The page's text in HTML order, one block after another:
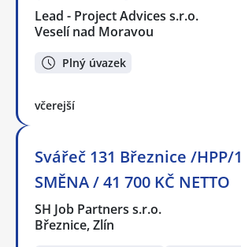
Lead - Project Advices s.r.o.
Veselí nad Moravou
Plný úvazek
včerejší
Svářeč 131 Březnice /HPP/1
SMĚNA / 41 700 KČ NETTO
SH Job Partners s.r.o.
Březnice, Zlín